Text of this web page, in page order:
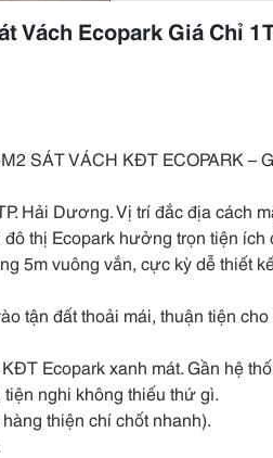
Vách Ecopark Giá Chỉ
SÁT VÁCH KĐT ECOPARK –
Hải Dương. Vị trí đắc địa cách
thị Ecopark hưởng trọn tiện ích
5m vuông vắn, cực kỳ dễ thiết
tận đất thoải mái, thuận tiện
Ecopark xanh mát. Gần hệ
nghi không thiếu thứ gì.
thiện chí chốt nhanh).